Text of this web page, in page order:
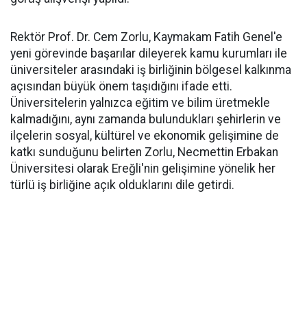
Rektör Prof. Dr. Cem Zorlu, Kaymakam Fatih Genel'e
yeni görevinde başarılar dileyerek kamu kurumları ile
üniversiteler arasındaki iş birliğinin bölgesel kalkınma
açısından büyük önem taşıdığını ifade etti.
Üniversitelerin yalnızca eğitim ve bilim üretmekle
kalmadığını, aynı zamanda bulundukları şehirlerin ve
ilçelerin sosyal, kültürel ve ekonomik gelişimine de
katkı sunduğunu belirten Zorlu, Necmettin Erbakan
Üniversitesi olarak Ereğli'nin gelişimine yönelik her
türlü iş birliğine açık olduklarını dile getirdi.